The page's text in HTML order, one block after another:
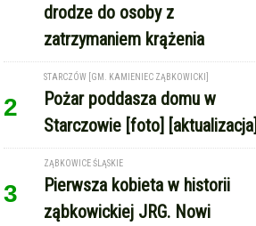
drodze do osoby z
zatrzymaniem krążenia
2
STARCZÓW [GM. KAMIENIEC ZĄBKOWICKI]
Pożar poddasza domu w
Starczowie [foto] [aktualizacja]
3
ZĄBKOWICE ŚLĄSKIE
Pierwsza kobieta w historii
ząbkowickiej JRG. Nowi